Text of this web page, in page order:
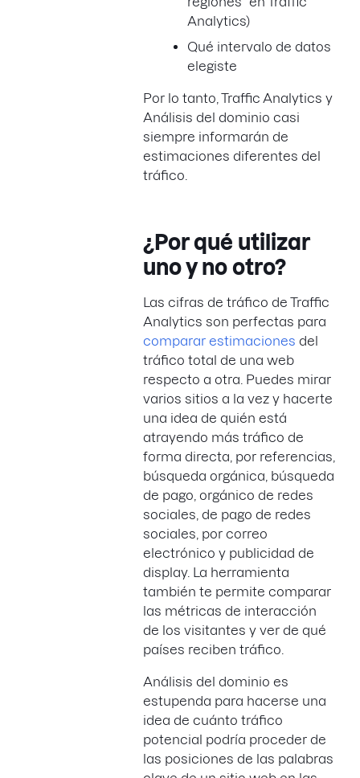
Analytics)
Qué intervalo de datos
elegiste
Por lo tanto, Traffic Analytics y
Análisis del dominio casi
siempre informarán de
estimaciones diferentes del
tráfico.
¿Por qué utilizar
uno y no otro?
Las cifras de tráfico de Traffic
Analytics son perfectas para
comparar estimaciones del
tráfico total de una web
respecto a otra. Puedes mirar
varios sitios a la vez y hacerte
una idea de quién está
atrayendo más tráfico de
forma directa, por referencias,
búsqueda orgánica, búsqueda
de pago, orgánico de redes
sociales, de pago de redes
sociales, por correo
electrónico y publicidad de
display. La herramienta
también te permite comparar
las métricas de interacción
de los visitantes y ver de qué
países reciben tráfico.
Análisis del dominio es
estupenda para hacerse una
idea de cuánto tráfico
potencial podría proceder de
las posiciones de las palabras